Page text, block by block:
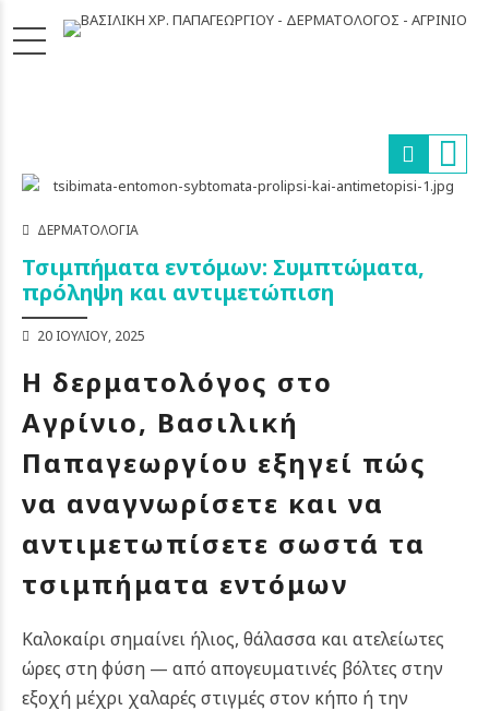
ΔΕΡΜΑΤΟΛΟΓΊΑ
Τσιμπήματα εντόμων: Συμπτώματα,
πρόληψη και αντιμετώπιση
20 ΙΟΥΛΊΟΥ, 2025
Η δερματολόγος στο
Αγρίνιο, Βασιλική
Παπαγεωργίου εξηγεί πώς
να αναγνωρίσετε και να
αντιμετωπίσετε σωστά τα
τσιμπήματα εντόμων
Καλοκαίρι σημαίνει ήλιος, θάλασσα και ατελείωτες
ώρες στη φύση — από απογευματινές βόλτες στην
εξοχή μέχρι χαλαρές στιγμές στον κήπο ή την